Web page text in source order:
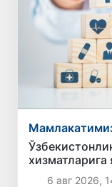
зиёд маблағ
6 авг 2026,